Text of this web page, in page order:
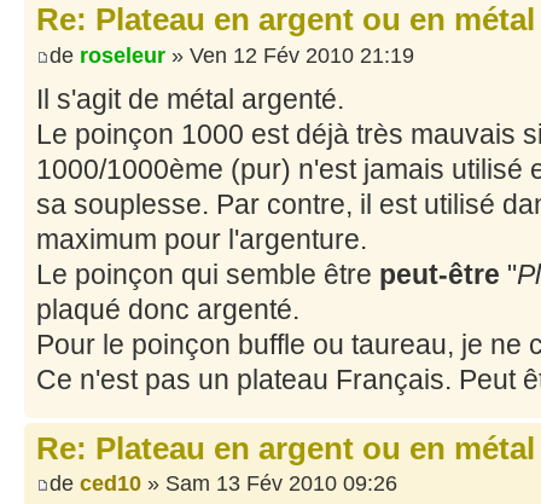
Re: Plateau en argent ou en
de roseleur » Ven 12 Fév 2010 21:19
Il s'agit de métal argenté.
Le poinçon 1000 est déjà très mauvais
1000/1000ème (pur) n'est jamais utilisé
sa souplesse. Par contre, il est utilisé
maximum pour l'argenture.
Le poinçon qui semble être peut-être "
plaqué donc argenté.
Pour le poinçon buffle ou taureau, je ne
Ce n'est pas un plateau Français. Peut
Re: Plateau en argent ou en
de ced10 » Sam 13 Fév 2010 09:26